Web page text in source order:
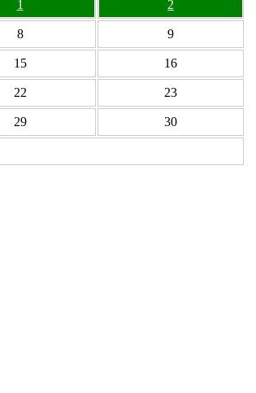
1
2
8 9
15 16
22 23
29 30